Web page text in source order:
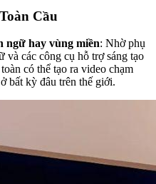
Cầu
ngữ hay vùng miền: Nhờ phụ
các công cụ hỗ trợ sáng tạo
có thể tạo ra video chạm
bất kỳ đâu trên thế giới.